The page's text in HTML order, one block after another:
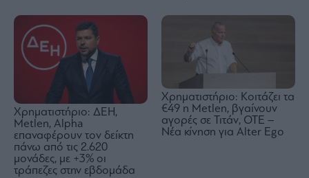
Χρηματιστήριο: ΔΕΗ,
Metlen, Αlpha
επαναφέρουν τον δείκτη
πάνω από τις 2.620
μονάδες, με +3% οι
τράπεζες στην εβδομάδα
Χρηματιστήριο: Κοιτάζει τα
€49 η Metlen, βγαίνουν
αγορές σε Τιτάν, ΟΤΕ –
Νέα κίνηση για Alter Ego